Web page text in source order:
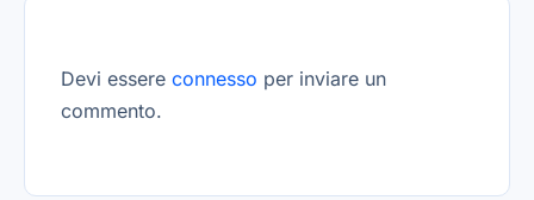
Devi essere connesso per inviare un
commento.